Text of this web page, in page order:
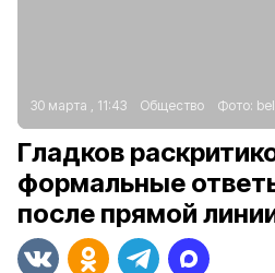
30 марта , 11:43 Общество Фото:
Гладков
формальные
после прямой